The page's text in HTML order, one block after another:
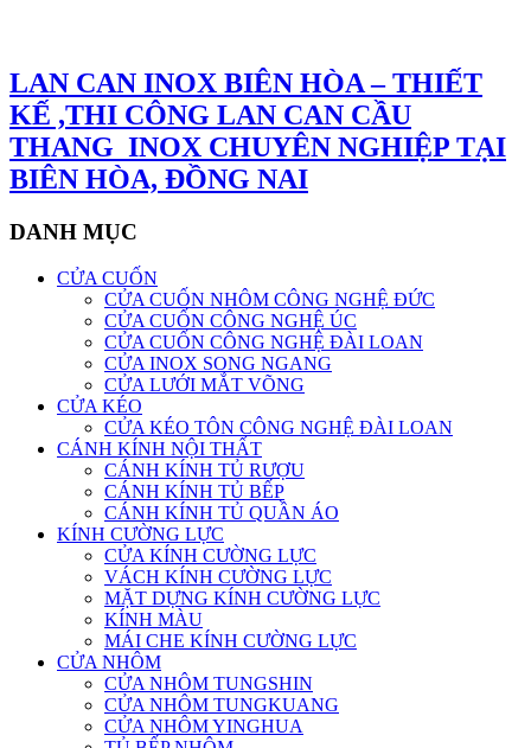
LAN CAN INOX BIÊN HÒA – THIẾT
KẾ ,THI CÔNG LAN CAN CẦU
THANG INOX CHUYÊN NGHIỆP TẠI
BIÊN HÒA, ĐỒNG NAI
DANH MỤC
CỬA CUỐN
CỬA CUỐN NHÔM CÔNG NGHỆ ĐỨC
CỬA CUỐN CÔNG NGHỆ ÚC
CỬA CUỐN CÔNG NGHỆ ĐÀI LOAN
CỬA INOX SONG NGANG
CỬA LƯỚI MẮT VÕNG
CỬA KÉO
CỬA KÉO TÔN CÔNG NGHỆ ĐÀI LOAN
CÁNH KÍNH NỘI THẤT
CÁNH KÍNH TỦ RƯỢU
CÁNH KÍNH TỦ BẾP
CÁNH KÍNH TỦ QUẦN ÁO
KÍNH CƯỜNG LỰC
CỬA KÍNH CƯỜNG LỰC
VÁCH KÍNH CƯỜNG LỰC
MẶT DỰNG KÍNH CƯỜNG LỰC
KÍNH MÀU
MÁI CHE KÍNH CƯỜNG LỰC
CỬA NHÔM
CỬA NHÔM TUNGSHIN
CỬA NHÔM TUNGKUANG
CỬA NHÔM YINGHUA